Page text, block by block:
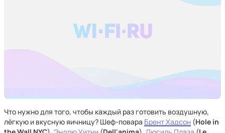
Что нужно для того, чтобы каждый раз готовить воздушную,
лёгкую и вкусную яичницу? Шеф-повара Брент Хадсон (Hole in